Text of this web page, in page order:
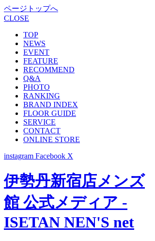
ページトップへ
CLOSE
TOP
NEWS
EVENT
FEATURE
RECOMMEND
Q&A
PHOTO
RANKING
BRAND INDEX
FLOOR GUIDE
SERVICE
CONTACT
ONLINE STORE
instagram Facebook X
伊勢丹新宿店メンズ
館 公式メディア -
ISETAN NEN'S net